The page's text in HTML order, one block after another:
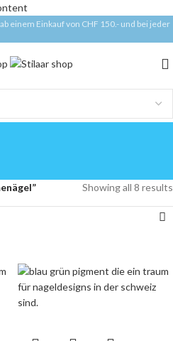
einem Einkauf von CHF 150.- und bei jeder
Showing all 8 results